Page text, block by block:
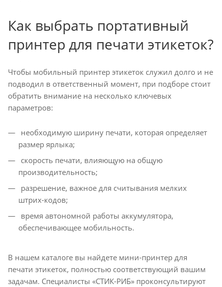
Как выбрать портативный
принтер для печати этикеток?
Чтобы мобильный принтер этикеток служил долго и не
подводил в ответственный момент, при подборе стоит
обратить внимание на несколько ключевых
параметров:
необходимую ширину печати, которая определяет
размер ярлыка;
скорость печати, влияющую на общую
производительность;
разрешение, важное для считывания мелких
штрих-кодов;
время автономной работы аккумулятора,
обеспечивающее мобильность.
В нашем каталоге вы найдете мини-принтер для
печати этикеток, полностью соответствующий вашим
задачам. Специалисты «СТИК-РИБ» проконсультируют